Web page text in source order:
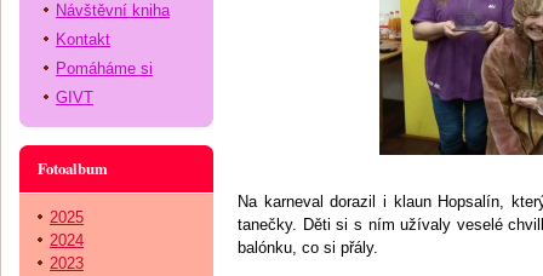
Na karneval dorazil i klaun Hopsalín,
tanečky. Děti si s ním užívaly veselé
balónku, co si přály.
Návštěvní kniha
Kontakt
Pomáháme si
GIVT
Fotoalbum
2025
2024
2023